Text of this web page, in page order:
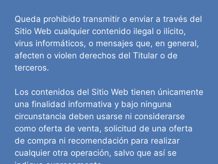
Queda prohibido transmitir o enviar a través del
Sitio Web cualquier contenido ilegal o ilícito,
virus informáticos, o mensajes que, en general,
afecten o violen derechos del Titular o de
terceros.
Los contenidos del Sitio Web tienen únicamente
una finalidad informativa y bajo ninguna
circunstancia deben usarse ni considerarse
como oferta de venta, solicitud de una oferta
de compra ni recomendación para realizar
cualquier otra operación, salvo que así se